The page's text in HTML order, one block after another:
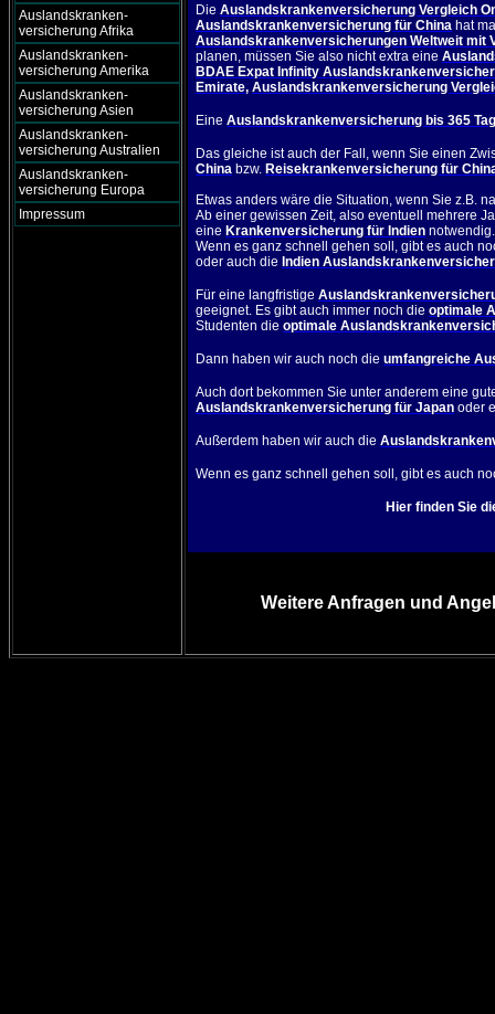
Auslandskranken-
versicherung Afrika
Auslandskranken-
versicherung Amerika
Auslandskranken-
versicherung Asien
Auslandskranken-
versicherung Australien
Auslandskranken-
versicherung Europa
Impressum
DieAuslandskrankenversicherung Vergleich
Auslandskrankenversicherung für China hat
Auslandskrankenversicherungen Weltweit mit
planen, müssen Sie also nicht extra eine
BDAE Expat Infinity
Emirate,Auslandskrankenversicherung
EineAuslandskrankenversicherung bis 365
Das gleiche ist auch der Fall, wenn Sie einen
China bzw. Reisekrankenversicherung für
Etwas anders wäre die Situation, wenn Sie z.B.
Ab einer gewissen Zeit, also eventuell mehrere
eine Krankenversicherung für Indien notwendig.
Wenn es ganz schnell gehen soll, gibt es auch
oder auch die Indien
Für eine langfristige
geeignet. Es gibt auch immer noch die optimale
Studenten dieoptimale
Dann haben wir auch noch dieumfangreiche
Auch dort bekommen Sie unter anderem eine
Auslandskrankenversicherung für Japan oder
Außerdem haben wir auch die
Wenn es ganz schnell gehen soll, gibt es auch
Hier finden Sie
Weitere Anfragen und